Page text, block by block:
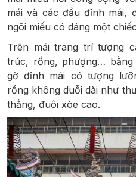
mái và các đầu đỉnh mái,
ngôi miếu có dáng một
Trên mái trang trí tượng
trúc, rồng, phượng… bằng
gờ đỉnh mái có tượng
rồng không duỗi dài như
thẳng, đuôi xòe cao.